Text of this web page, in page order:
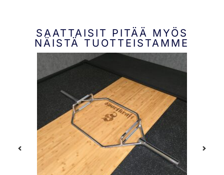
SAATTAISIT PITÄÄ MYÖS
NÄISTÄ TUOTTEISTAMME